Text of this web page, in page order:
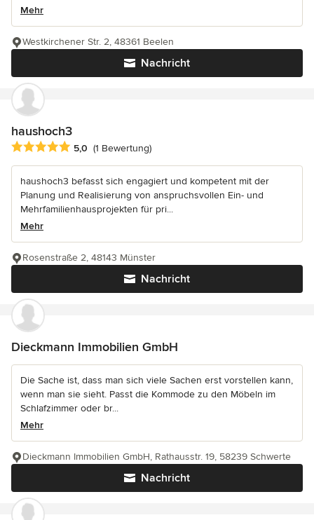
Mehr
Nachricht
Westkirchener Str. 2, 48361 Beelen
haushoch3
Durchschnittliche Bewertung: 5 von 5 Sternen
5,0 (1 Bewertung)
haushoch3 befasst sich engagiert und kompetent mit der
Planung und Realisierung von anspruchsvollen Ein- und
Mehrfamilienhausprojekten für pri...
Mehr
Nachricht
Rosenstraße 2, 48143 Münster
Dieckmann Immobilien GmbH
Die Sache ist, dass man sich viele Sachen erst vorstellen kann,
wenn man sie sieht. Passt die Kommode zu den Möbeln im
Schlafzimmer oder br...
Mehr
Nachricht
Dieckmann Immobilien GmbH, Rathausstr. 19, 58239 Schwerte